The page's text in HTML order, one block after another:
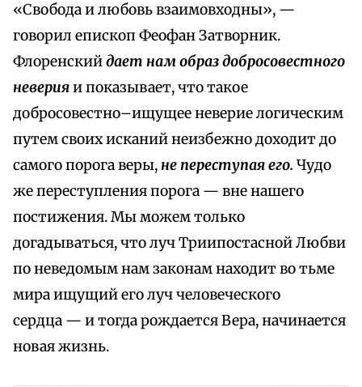
«Свобода и любовь взаимовходны», —
говорил епископ Феофан Затворник.
Флоренскийдает нам образ добросовестного
неверияи показывает, что такое
добросовестно–ищущее неверие логическим
путем своих исканий неизбежно доходит до
самого порога веры,не переступая его. Чудо
же переступления порога — вне нашего
постижения. Мы можем только
догадываться, что луч Триипостасной Любви
по неведомым нам законам находит во тьме
мира ищущий его луч человеческого
сердца — и тогда рождается Вера, начинается
новая жизнь.